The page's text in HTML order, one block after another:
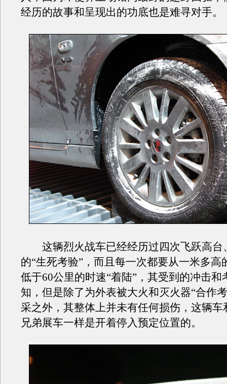
经历的故事和呈现出的功底也是难寻对手。
这辆烈火战车已经经历过四次飞跃高台
的“生死考验”，而且每一次都要从一米多高
低于60公里的时速“着陆”，其受到的冲击和
知，但是除了为外表被大火和灭火器“合作
采之外，其整体上并未有任何损伤，这辆车
兄弟展车一样是开着停入预定位置的。